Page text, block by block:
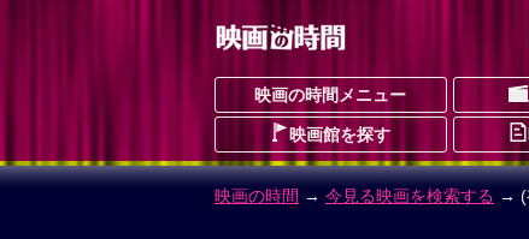
映画の時間メニュー
映画館を探す
映画の時間 → 今見る映画を検索する → (